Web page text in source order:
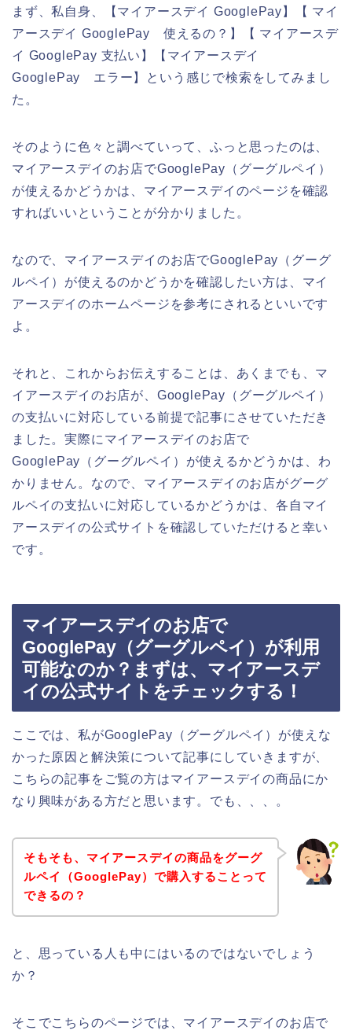
まず、私自身、【マイアースデイ GooglePay】【 マイ
アースデイ GooglePay 使えるの？】【 マイアースデ
イ GooglePay 支払い】【マイアースデイ
GooglePay エラー】という感じで検索をしてみまし
た。
そのように色々と調べていって、ふっと思ったのは、
マイアースデイのお店でGooglePay（グーグルペイ）
が使えるかどうかは、マイアースデイのページを確認
すればいいということが分かりました。
なので、マイアースデイのお店でGooglePay（グーグ
ルペイ）が使えるのかどうかを確認したい方は、マイ
アースデイのホームページを参考にされるといいです
よ。
それと、これからお伝えすることは、あくまでも、マ
イアースデイのお店が、GooglePay（グーグルペイ）
の支払いに対応している前提で記事にさせていただき
ました。実際にマイアースデイのお店で
GooglePay（グーグルペイ）が使えるかどうかは、わ
かりません。なので、マイアースデイのお店がグーグ
ルペイの支払いに対応しているかどうかは、各自マイ
アースデイの公式サイトを確認していただけると幸い
です。
マイアースデイのお店で
GooglePay（グーグルペイ）が利用
可能なのか？まずは、マイアースデ
イの公式サイトをチェックする！
ここでは、私がGooglePay（グーグルペイ）が使えな
かった原因と解決策について記事にしていきますが、
こちらの記事をご覧の方はマイアースデイの商品にか
なり興味がある方だと思います。でも、、、。
そもそも、マイアースデイの商品をグーグ
ルペイ（GooglePay）で購入することって
できるの？
と、思っている人も中にはいるのではないでしょう
か？
そこでこちらのページでは、マイアースデイのお店で